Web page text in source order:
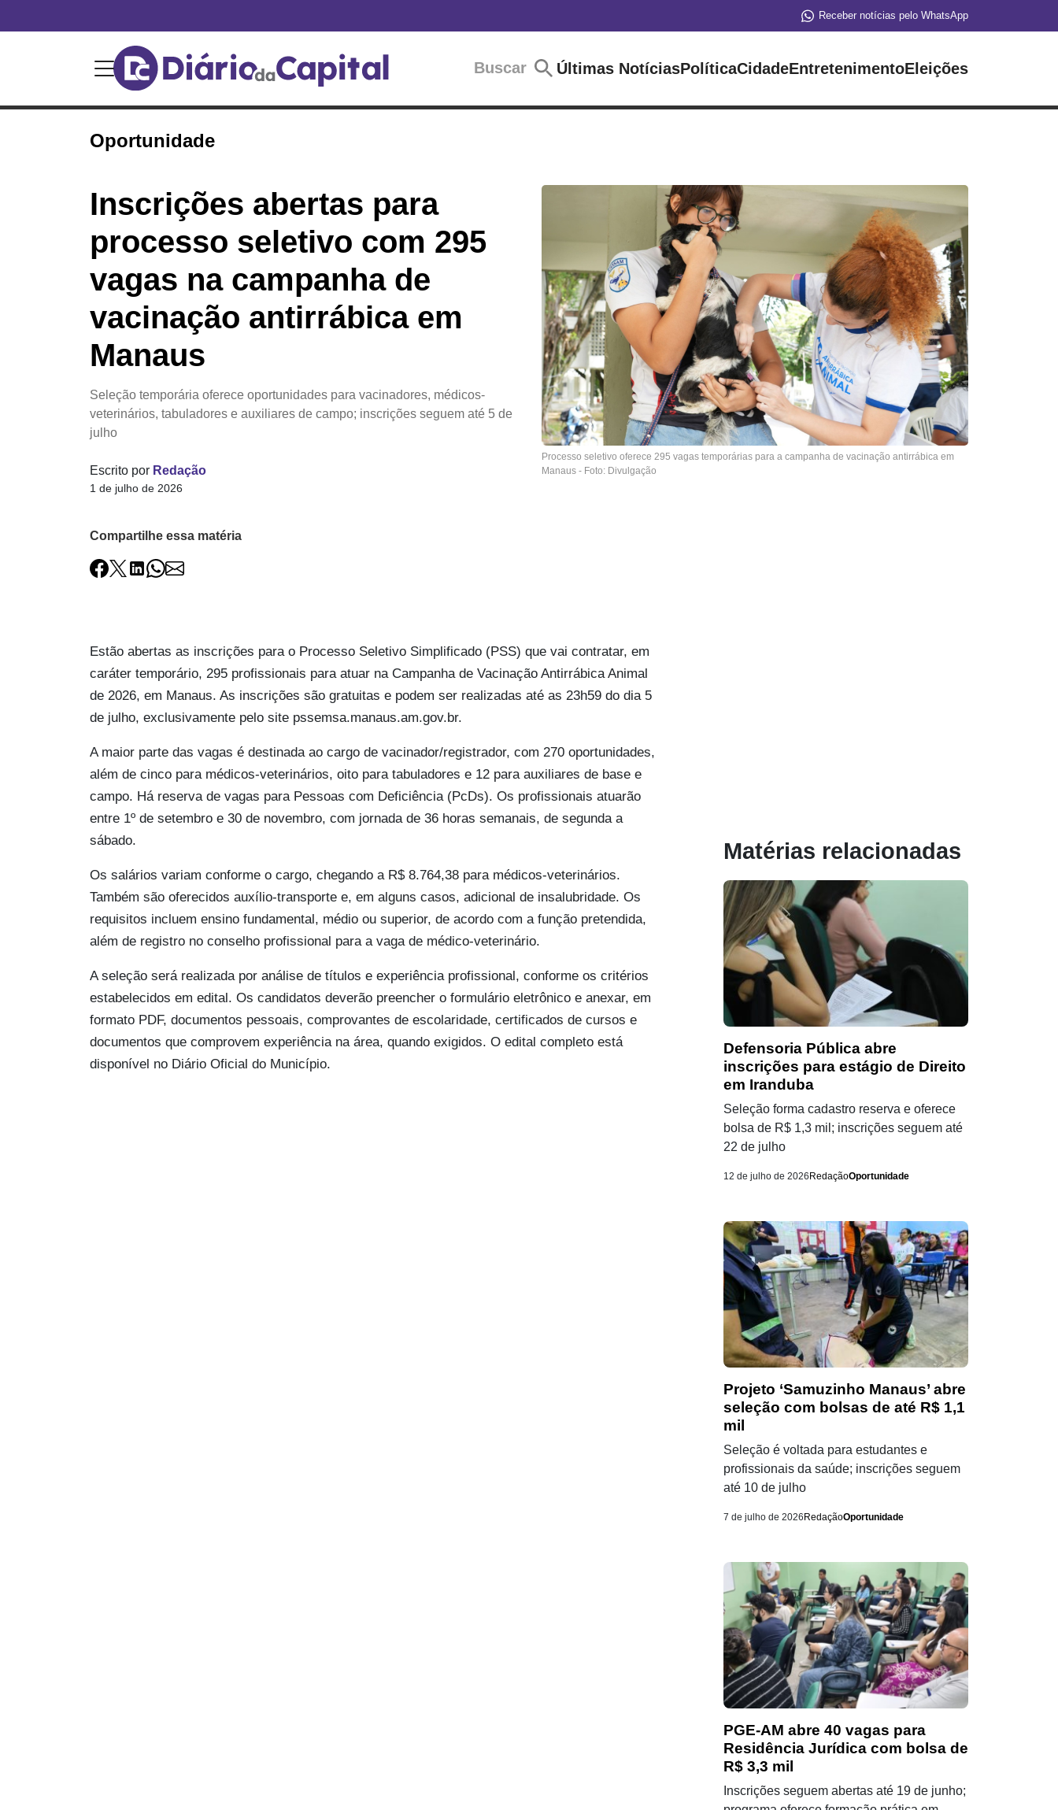
Receber notícias pelo WhatsApp
Buscar Últimas NotíciasPolíticaCidadeEntretenimentoEleições
Oportunidade
Inscrições abertas para
processo seletivo com 295
vagas na campanha de
vacinação antirrábica em
Manaus
Seleção temporária oferece oportunidades para vacinadores, médicos-
veterinários, tabuladores e auxiliares de campo; inscrições seguem até 5 de
julho
Escrito por Redação
1 de julho de 2026
Compartilhe essa matéria
Processo seletivo oferece 295 vagas temporárias para a campanha de vacinação antirrábica em
Manaus - Foto: Divulgação
Estão abertas as inscrições para o Processo Seletivo Simplificado (PSS) que vai contratar, em
caráter temporário, 295 profissionais para atuar na Campanha de Vacinação Antirrábica Animal
de 2026, em Manaus. As inscrições são gratuitas e podem ser realizadas até as 23h59 do dia 5
de julho, exclusivamente pelo site pssemsa.manaus.am.gov.br.
A maior parte das vagas é destinada ao cargo de vacinador/registrador, com 270 oportunidades,
além de cinco para médicos-veterinários, oito para tabuladores e 12 para auxiliares de base e
campo. Há reserva de vagas para Pessoas com Deficiência (PcDs). Os profissionais atuarão
entre 1º de setembro e 30 de novembro, com jornada de 36 horas semanais, de segunda a
sábado.
Os salários variam conforme o cargo, chegando a R$ 8.764,38 para médicos-veterinários.
Também são oferecidos auxílio-transporte e, em alguns casos, adicional de insalubridade. Os
requisitos incluem ensino fundamental, médio ou superior, de acordo com a função pretendida,
além de registro no conselho profissional para a vaga de médico-veterinário.
A seleção será realizada por análise de títulos e experiência profissional, conforme os critérios
estabelecidos em edital. Os candidatos deverão preencher o formulário eletrônico e anexar, em
formato PDF, documentos pessoais, comprovantes de escolaridade, certificados de cursos e
documentos que comprovem experiência na área, quando exigidos. O edital completo está
disponível no Diário Oficial do Município.
Matérias relacionadas
Defensoria Pública abre
inscrições para estágio de Direito
em Iranduba
Seleção forma cadastro reserva e oferece
bolsa de R$ 1,3 mil; inscrições seguem até
22 de julho
12 de julho de 2026 RedaçãoOportunidade
Projeto ‘Samuzinho Manaus’ abre
seleção com bolsas de até R$ 1,1
mil
Seleção é voltada para estudantes e
profissionais da saúde; inscrições seguem
até 10 de julho
7 de julho de 2026 RedaçãoOportunidade
PGE-AM abre 40 vagas para
Residência Jurídica com bolsa de
R$ 3,3 mil
Inscrições seguem abertas até 19 de junho;